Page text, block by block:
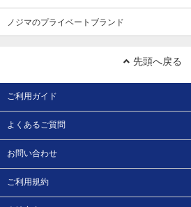
ノジマのプライベートブランド
先頭へ戻る
ご利用ガイド
よくあるご質問
お問い合わせ
ご利用規約